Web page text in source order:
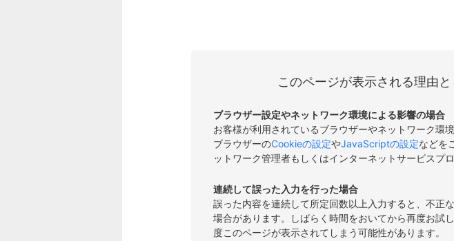
このページが表示される理由
ブラウザー設定やネットワーク環境による影響の場合
お客様が利用されているブラウザーやネットワーク環
ブラウザーのCookieの設定やJavaScriptの設定などを
ットワーク管理者もしくはインターネットサービスプ
連続して誤った入力を行った場合
誤った内容を連続して所定回数以上入力すると、不正
場合があります。しばらく時間をおいてから再度お試
度このページが表示されてしまう可能性があります。